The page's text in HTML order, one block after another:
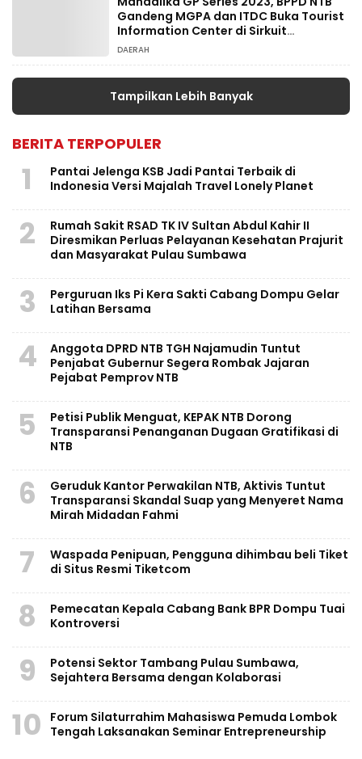
Gandeng MGPA dan ITDC Buka Tourist
Information Center di Sirkuit
Mandalika
DAERAH
Tampilkan Lebih Banyak
BERITA TERPOPULER
1
Pantai Jelenga KSB Jadi Pantai Terbaik di
Indonesia Versi Majalah Travel Lonely Planet
2
Rumah Sakit RSAD TK IV Sultan Abdul Kahir II
Diresmikan Perluas Pelayanan Kesehatan Prajurit
dan Masyarakat Pulau Sumbawa
3
Perguruan Iks Pi Kera Sakti Cabang Dompu Gelar
Latihan Bersama
4
Anggota DPRD NTB TGH Najamudin Tuntut
Penjabat Gubernur Segera Rombak Jajaran
Pejabat Pemprov NTB
5
Petisi Publik Menguat, KEPAK NTB Dorong
Transparansi Penanganan Dugaan Gratifikasi di
NTB
6
Geruduk Kantor Perwakilan NTB, Aktivis Tuntut
Transparansi Skandal Suap yang Menyeret Nama
Mirah Midadan Fahmi
7
Waspada Penipuan, Pengguna dihimbau beli Tiket
di Situs Resmi Tiketcom
8
Pemecatan Kepala Cabang Bank BPR Dompu Tuai
Kontroversi
9
Potensi Sektor Tambang Pulau Sumbawa,
Sejahtera Bersama dengan Kolaborasi
10
Forum Silaturrahim Mahasiswa Pemuda Lombok
Tengah Laksanakan Seminar Entrepreneurship